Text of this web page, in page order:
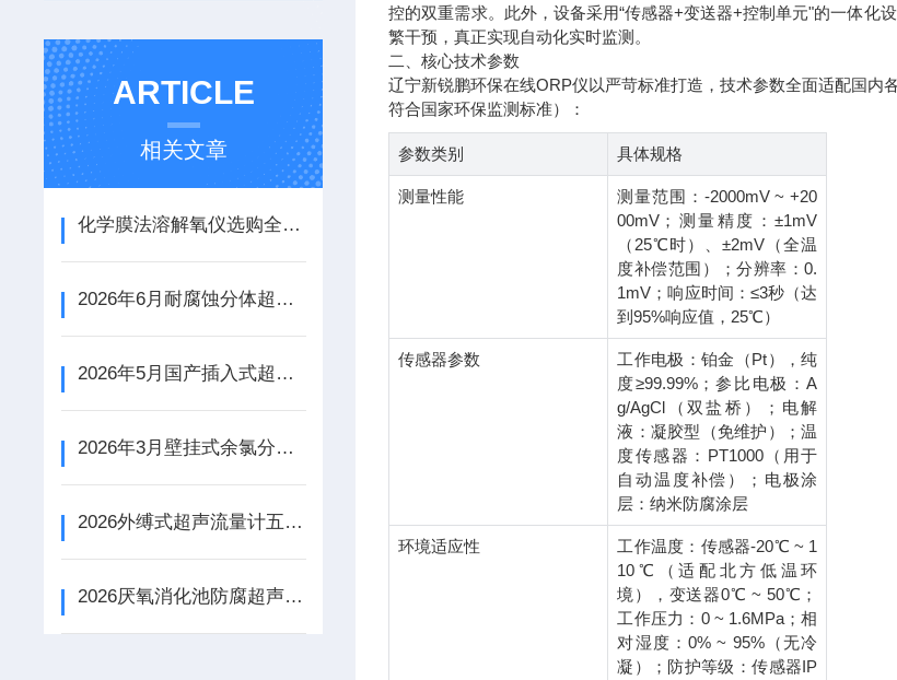
ARTICLE
相关文章
化学膜法溶解氧仪选购全指南：精准测量溶氧，驱动过程优化
2026年6月耐腐蚀分体超声波液位计国产公司技术实力与选型指南
2026年5月国产插入式超声波流量计（单/多声道）品牌盘点​
2026年3月壁挂式余氯分析仪主要品牌推荐​
2026外缚式超声流量计五强格局解析
2026厌氧消化池防腐超声污泥界面仪选型指南
控的双重需求。此外，设备采用“传感器+变送器+控制单元"的一体化
繁干预，真正实现自动化实时监测。
二、核心技术参数
辽宁新锐鹏环保在线ORP仪以严苛标准打造，技术参数全面适配国内
符合国家环保监测标准）：
参数类别 具体规格
测量性能
测量范围：-2000mV ~ +20
00mV；测量精度：±1mV
（25℃时）、±2mV（全温
度补偿范围）；分辨率：0.
1mV；响应时间：≤3秒（达
到95%响应值，25℃）
传感器参数
工作电极：铂金（Pt），纯
度≥99.99%；参比电极：A
g/AgCl（双盐桥）；电解
液：凝胶型（免维护）；温
度传感器：PT1000（用于
自动温度补偿）；电极涂
层：纳米防腐涂层
环境适应性
工作温度：传感器-20℃ ~ 1
10℃（适配北方低温环
境），变送器0℃ ~ 50℃；
工作压力：0 ~ 1.6MPa；相
对湿度：0% ~ 95%（无冷
凝）；防护等级：传感器IP